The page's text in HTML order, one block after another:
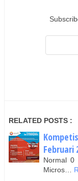
RELATED POSTS :
Februari
Normal 0
Micros…